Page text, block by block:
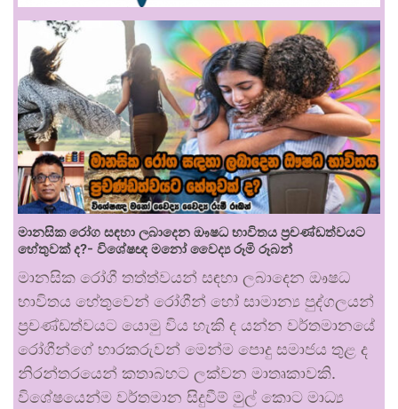
මානසික රෝග සඳහා ලබාදෙන ඖෂධ භාවිතය ප්‍රචණ්ඩත්වයට
හේතුවක් ද?- විශේෂඥ මනෝ වෛද්‍ය රූමි රූබන්
මානසික රෝගී තත්ත්වයන් සඳහා ලබාදෙන ඖෂධ
භාවිතය හේතුවෙන් රෝගීන් හෝ සාමාන්‍ය පුද්ගලයන්
ප්‍රචණ්ඩත්වයට යොමු විය හැකි ද යන්න වර්තමානයේ
රෝගීන්ගේ භාරකරුවන් මෙන්ම පොදු සමාජය තුළ ද
නිරන්තරයෙන් කතාබහට ලක්වන මාතෘකාවකි.
විශේෂයෙන්ම වර්තමාන සිදුවීම් මුල් කොට මාධ්‍ය